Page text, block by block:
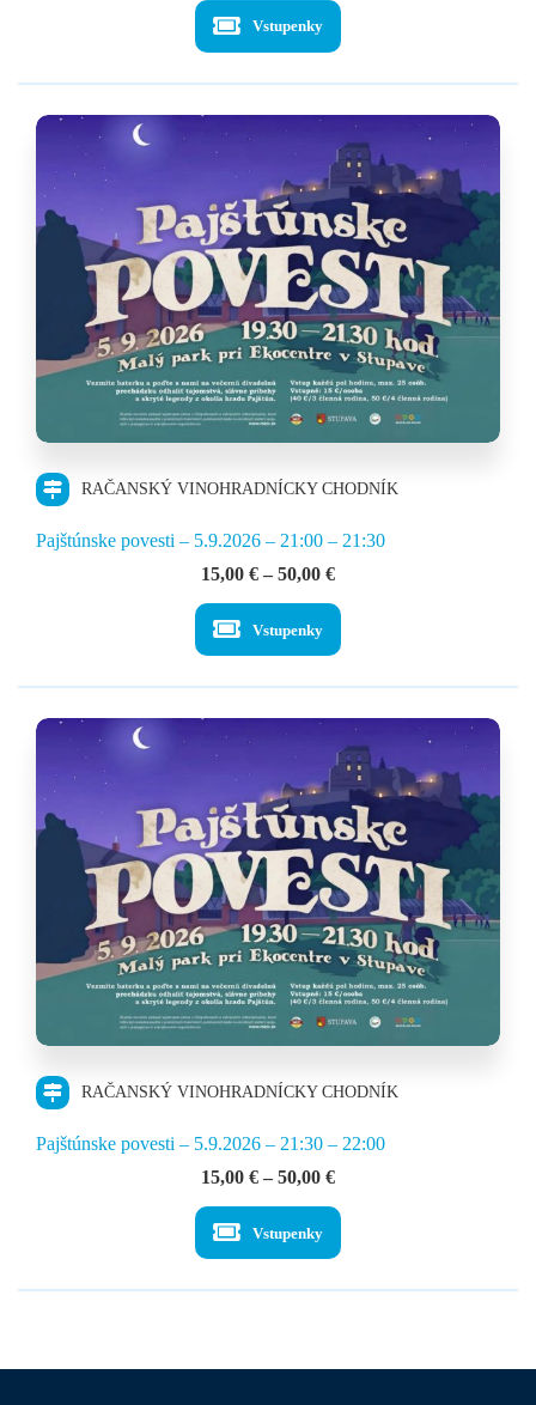
15,00 €
50,00 €
Vstupenky
RAČANSKÝ VINOHRADNÍCKY CHODNÍK
Pajštúnske povesti – 5.9.2026 – 21:00 – 21:30
15,00 € – 50,00 €Price
15,00 €
50,00 €
Vstupenky
RAČANSKÝ VINOHRADNÍCKY CHODNÍK
Pajštúnske povesti – 5.9.2026 – 21:30 – 22:00
15,00 € – 50,00 €Price
15,00 €
50,00 €
Vstupenky